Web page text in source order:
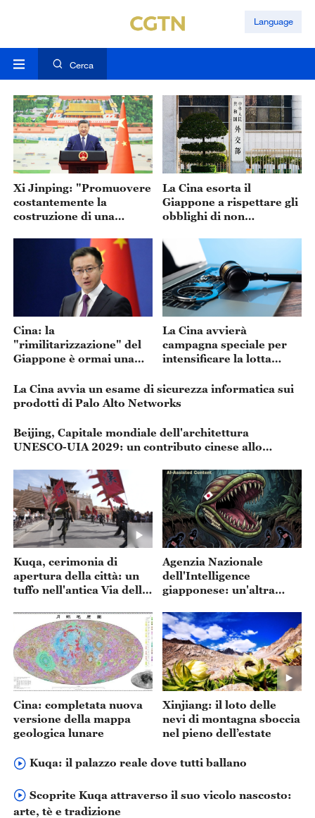
Language
Cerca
Xi Jinping: "Promuovere
costantemente la
costruzione di una
futuro condiviso"
La Cina esorta il
Giappone a rispettare gli
obblighi di non
Cina: la
"rimilitarizzazione" del
Giappone è ormai una
pace e alla stabilità
regionale
La Cina avvierà
campagna speciale per
intensificare la lotta
organizzata
La Cina avvia un esame di sicurezza informatica sui
prodotti di Palo Alto Networks
Beijing, Capitale mondiale dell'architettura
UNESCO-UIA 2029: un contributo cinese allo
Kuqa, cerimonia di
apertura della città: un
tuffo nell'antica Via della
Agenzia Nazionale
dell'Intelligence
giapponese: un'altra
resuscitare il militarismo
Cina: completata nuova
versione della mappa
geologica lunare
Xinjiang: il loto delle
nevi di montagna sboccia
nel pieno dell’estate
Kuqa: il palazzo reale dove tutti ballano
Scoprite Kuqa attraverso il suo vicolo nascosto:
arte, tè e tradizione